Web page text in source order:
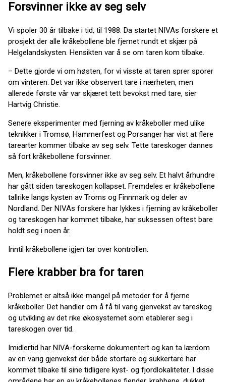
Forsvinner ikke av seg selv
Vi spoler 30 år tilbake i tid, til 1988. Da startet NIVAs forskere et
prosjekt der alle kråkebollene ble fjernet rundt et skjær på
Helgelandskysten. Hensikten var å se om taren kom tilbake.
– Dette gjorde vi om høsten, for vi visste at taren sprer sporer
om vinteren. Det var ikke observert tare i nærheten, men
allerede første vår var skjæret tett bevokst med tare, sier
Hartvig Christie.
Senere eksperimenter med fjerning av kråkeboller med ulike
teknikker i Tromsø, Hammerfest og Porsanger har vist at flere
tarearter kommer tilbake av seg selv. Tette tareskoger dannes
så fort kråkebollene forsvinner.
Men, kråkebollene forsvinner ikke av seg selv. Et halvt århundre
har gått siden tareskogen kollapset. Fremdeles er kråkebollene
tallrike langs kysten av Troms og Finnmark og deler av
Nordland. Der NIVAs forskere har lykkes i fjerning av kråkeboller
og tareskogen har kommet tilbake, har suksessen oftest bare
holdt seg i noen år.
Inntil kråkebollene igjen tar over kontrollen.
Flere krabber bra for taren
Problemet er altså ikke mangel på metoder for å fjerne
kråkeboller. Det handler om å få til varig gjenvekst av tareskog
og utvikling av det rike økosystemet som etablerer seg i
tareskogen over tid.
Imidlertid har NIVA-forskerne dokumentert og kan ta lærdom
av en varig gjenvekst der både stortare og sukkertare har
kommet tilbake til sine tidligere kyst- og fjordlokaliteter. I disse